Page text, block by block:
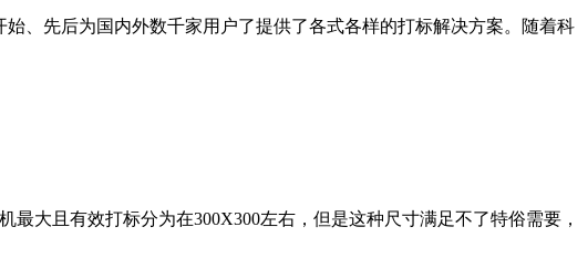
、先后为国内外数千家用户了提供了各式各样的打标解决方案。随着科
大且有效打标分为在300X300左右，但是这种尺寸满足不了特俗需要，